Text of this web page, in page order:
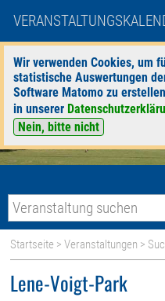
Wir verwenden Cookies, um
statistische Auswertungen
Software Matomo zu
in unserer
Nein, bitte nicht
Startseite >Veranstaltungen >
Lene-Voigt-Park